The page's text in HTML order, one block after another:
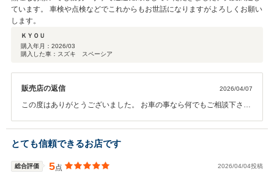
ています。 車検や点検などでこれからもお世話になりますがよろしくお願い
します。
ＫＹＯＵ
購入年月： 2026/03
購入した車：スズキ スペーシア
販売店の返信 2026/04/07
この度はありがとうございました。 お車の事なら何でもご相談下さ
とても信頼できるお店です
総合評価 5点 2026/04/04投稿